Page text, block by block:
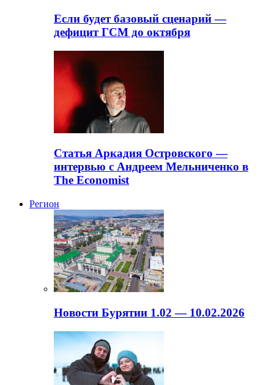
Если будет базовый сценарий —
дефицит ГСМ до октября
Статья Аркадия Островского —
интервью с Андреем Мельниченко в
The Economist
Регион
Новости Бурятии 1.02 — 10.02.2026